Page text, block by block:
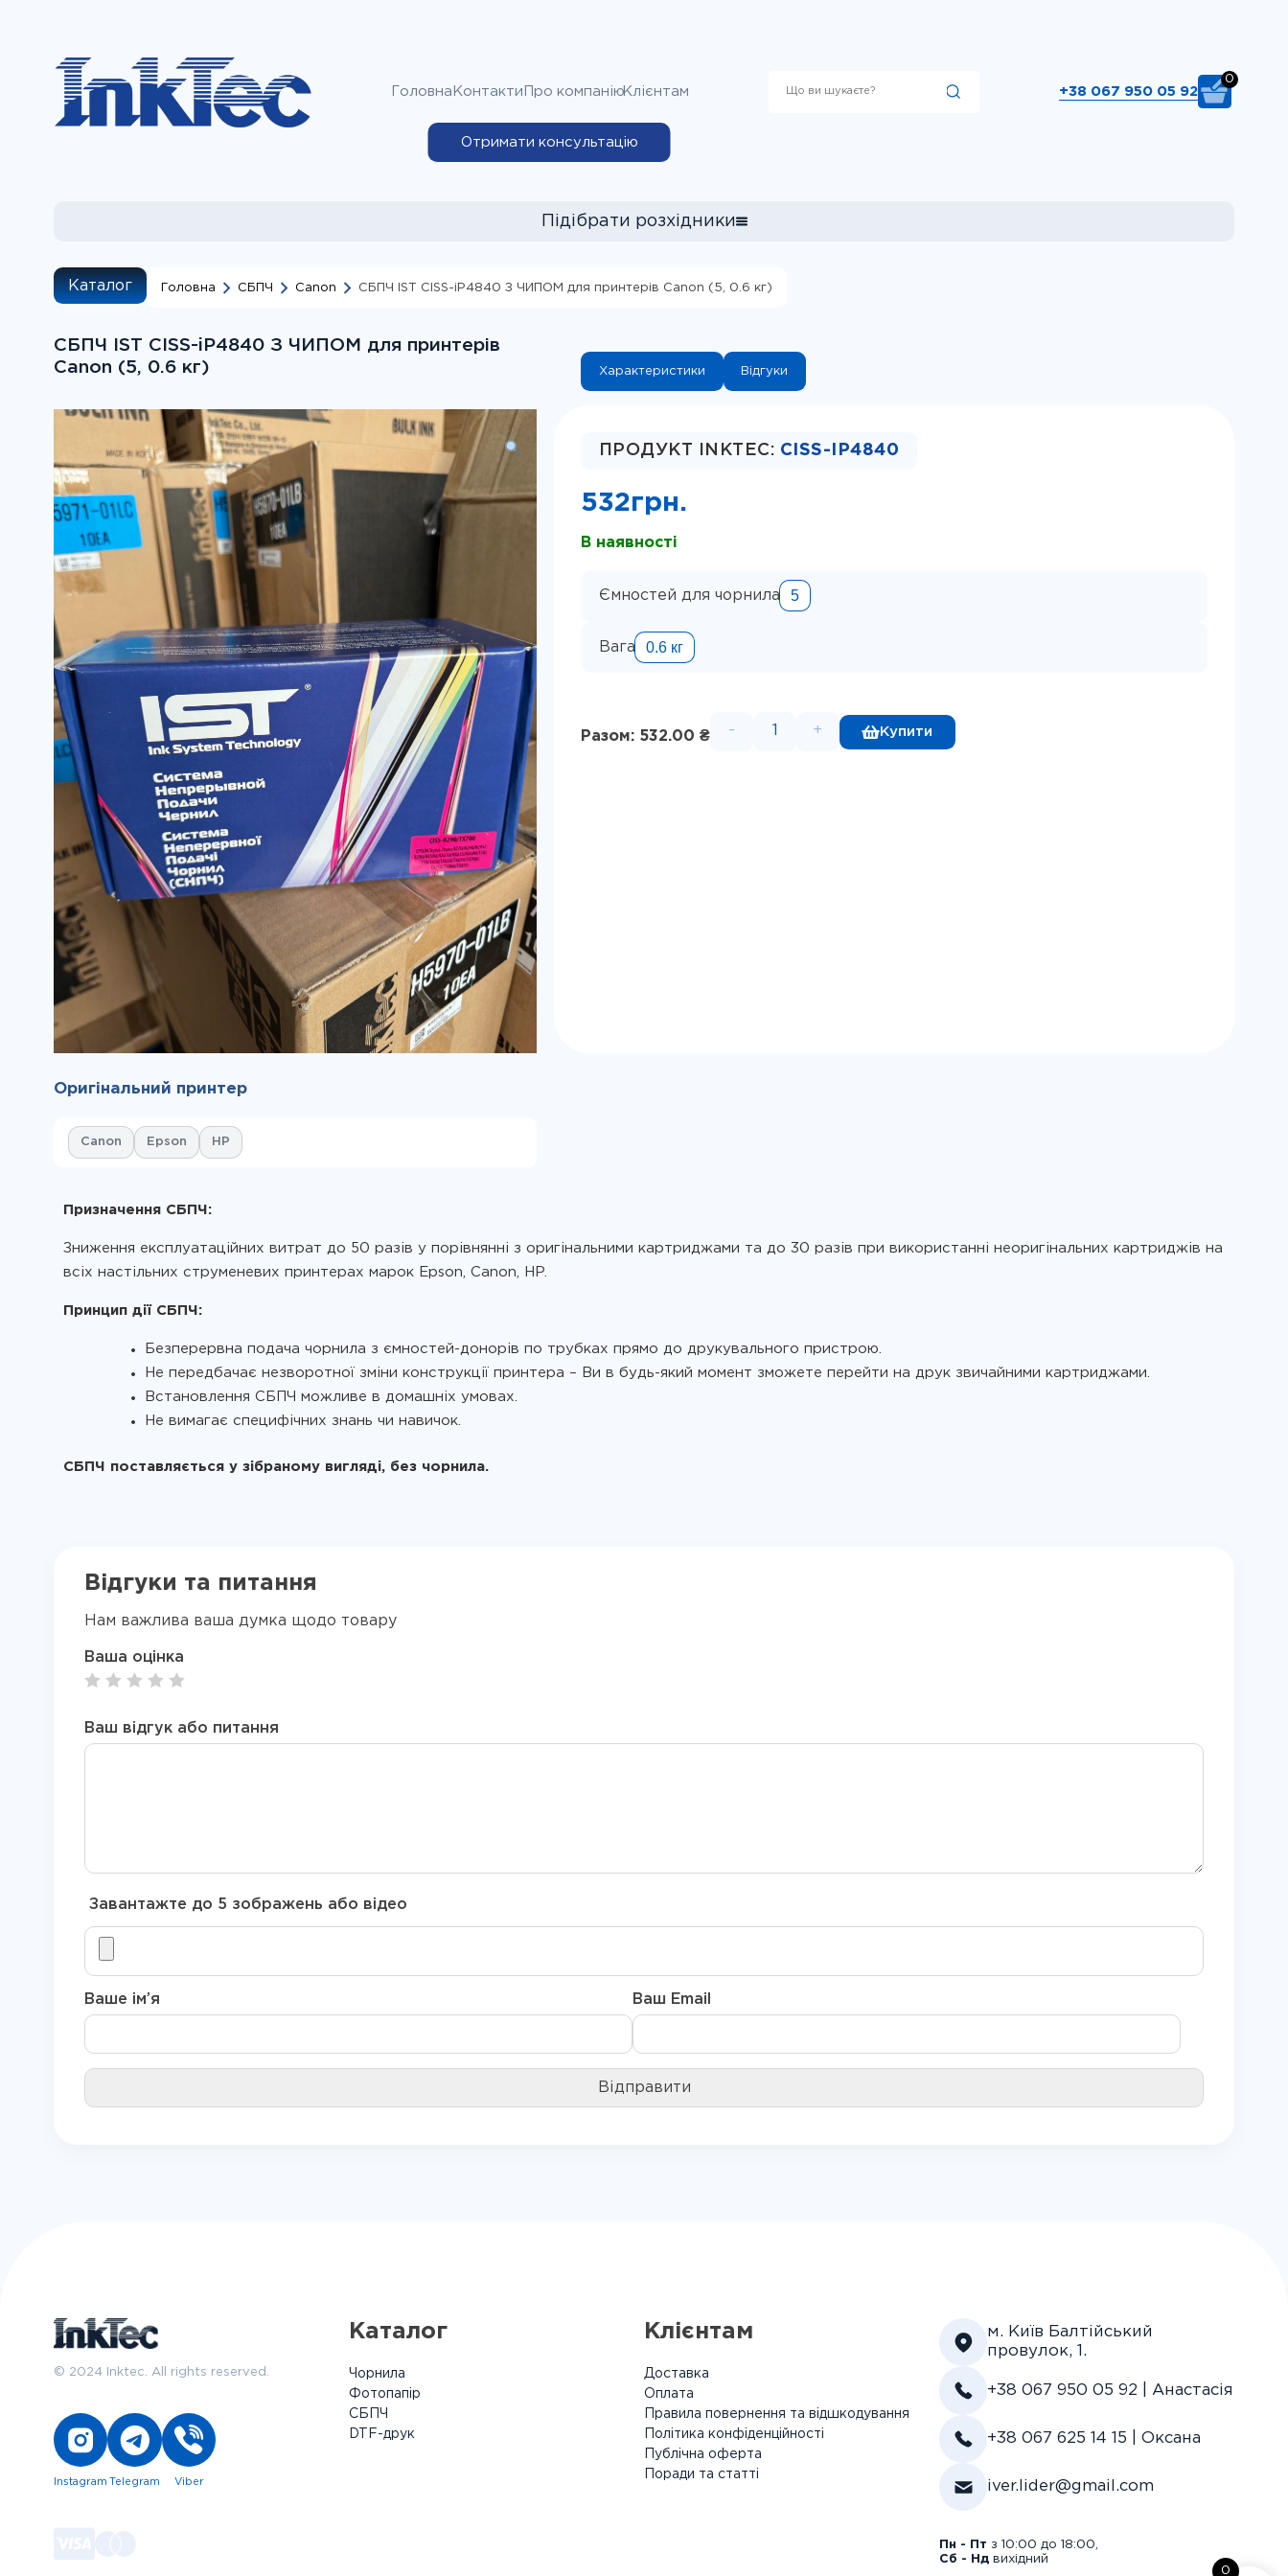
Головна Контакти Про компанію
Отримати консультацію
Клієнтам +38 067 950 05 92
0
Підібрати розхідники
пошуку "за моделлю принтера", потім у пошуковому рядку почніть вводити цифри 660. Виберіть
потрібний принтер із запропонованих варіантів та натисніть кнопку "Підібрати"..
Каталог Головна СБПЧ Canon СБПЧ IST CISS-iP4840 З ЧИПОМ для принтерів Canon (5, 0.6 кг)
СБПЧ IST CISS-iP4840 З ЧИПОМ для принтерів
Canon (5, 0.6 кг)
Характеристики Відгуки
ПРОДУКТ INKTEC: CISS-IP4840
532грн.
В наявності
Ємностей для чорнила 5
Вага 0.6 кг
Разом: 532.00 ₴ СБПЧ IST CISS-iP4840 З ЧИПОМ для принтерів Canon кількість
- + Купити
Оригінальний принтер
Canon Epson HP
Призначення СБПЧ:
Зниження експлуатаційних витрат до 50 разів у порівнянні з оригінальними картриджами та до 30 разів при використанні неоригінальних картриджів на
всіх настільних струменевих принтерах марок Epson, Canon, HP.
Принцип дії СБПЧ:
Безперервна подача чорнила з ємностей-донорів по трубках прямо до друкувального пристрою.
Не передбачає незворотної зміни конструкції принтера – Ви в будь-який момент зможете перейти на друк звичайними картриджами.
Встановлення СБПЧ можливе в домашніх умовах.
Не вимагає специфічних знань чи навичок.
СБПЧ поставляється у зібраному вигляді, без чорнила.
Відгуки та питання
Нам важлива ваша думка щодо товару
Ваша оцінка
Ваш відгук або питання
Завантажте до 5 зображень або відео
Ваше ім’я Ваш Email
© 2024 Inktec. All rights reserved.
Instagram Telegram Viber
Каталог
Чорнила
Фотопапір
СБПЧ
DTF-друк
Клієнтам
Доставка
Оплата
Правила повернення та відшкодування
Політика конфіденційності
Публічна оферта
Поради та статті
м. Київ Балтійський
провулок, 1.
+38 067 950 05 92 | Анастасія
+38 067 625 14 15 | Оксана
iver.lider@gmail.com
Пн - Пт з 10:00 до 18:00,
Сб - Нд вихідний
0